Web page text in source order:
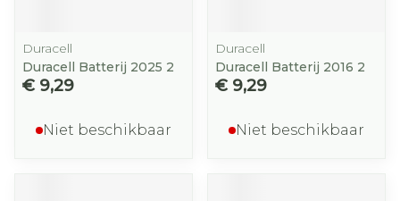
Duracell
Duracell Batterij 2025 2
€ 9,29
Niet beschikbaar
Duracell
Duracell Batterij 2016 2
€ 9,29
Niet beschikbaar